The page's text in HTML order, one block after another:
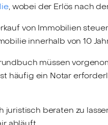
, wobei der Erlös nach
von Immobilien
innerhalb von 10
müssen
häufig ein Notar
juristisch beraten zu